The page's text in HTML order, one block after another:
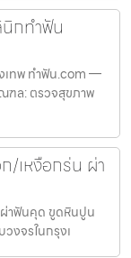
กทำฟัน
เทพ ทำฟัน.com —
ฑล: ตรวจสุขภาพ
/เหงือกร่น ผ่า
ผ่าฟันคุด ขูดหินปูน
งจรในกรุงเ